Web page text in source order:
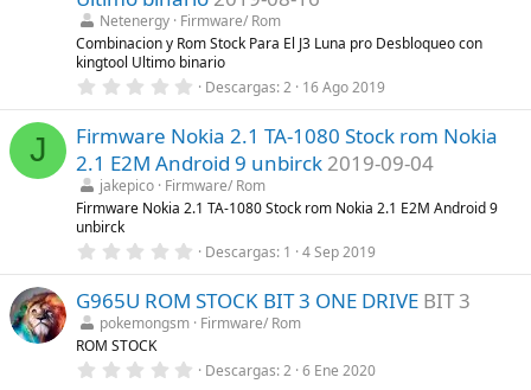
r
e
l
l
a
s
Netenergy Firmware/ Rom
Combinacion y Rom Stock Para El J3 Luna pro Desbloqueo con
kingtool Ultimo binario
0
0
0
e
s
t
r
e
s
)
Descargas 2 16 Ago 2019
J
Firmware Nokia 2.1 TA-1080 Stock rom Nokia
2.1 E2M Android 9 unbirck 2019-09-04
jakepico Firmware/ Rom
Firmware Nokia 2.1 TA-1080 Stock rom Nokia 2.1 E2M Android 9
unbirck
0
0
0
e
r
Descargas 1 4 Sep 2019
G965U ROM STOCK BIT 3 ONE DRIVE BIT 3
pokemongsm Firmware/ Rom
ROM STOCK
0 Descargas 2 6 Ene 2020